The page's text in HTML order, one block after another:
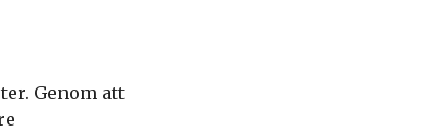
Genom att